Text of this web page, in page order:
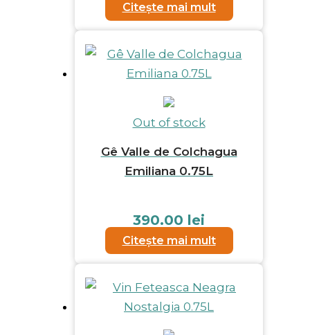
Citește mai mult
Out of stock
Gê Valle de Colchagua
Emiliana 0.75L
390.00 lei
Citește mai mult